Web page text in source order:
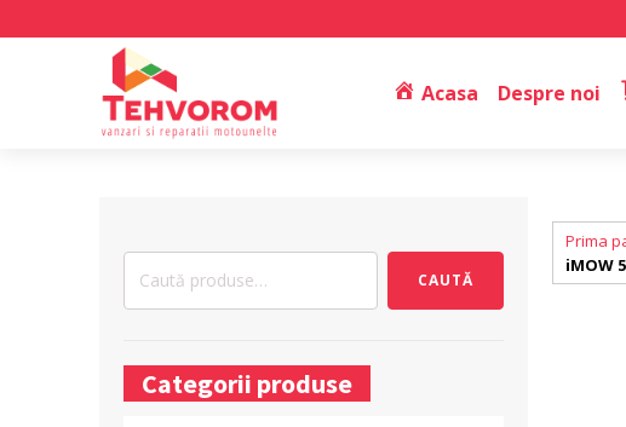
Acasa Despre noi
Caută
CAUTĂ
Categorii produse
Prima
iMOW